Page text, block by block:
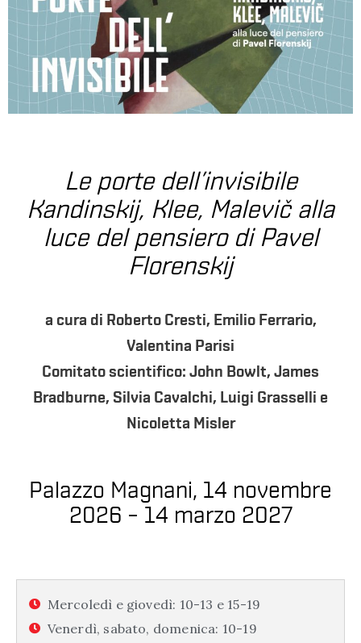
Le porte dell’invisibile
Kandinskij, Klee, Malevič alla
luce del pensiero di Pavel
Florenskij
a cura di Roberto Cresti, Emilio Ferrario,
Valentina Parisi
Comitato scientifico: John Bowlt, James
Bradburne, Silvia Cavalchi, Luigi Grasselli e
Nicoletta Misler
Palazzo Magnani, 14 novembre
2026 – 14 marzo 2027
Mercoledì e giovedì: 10-13 e 15-19
Venerdì, sabato, domenica: 10-19